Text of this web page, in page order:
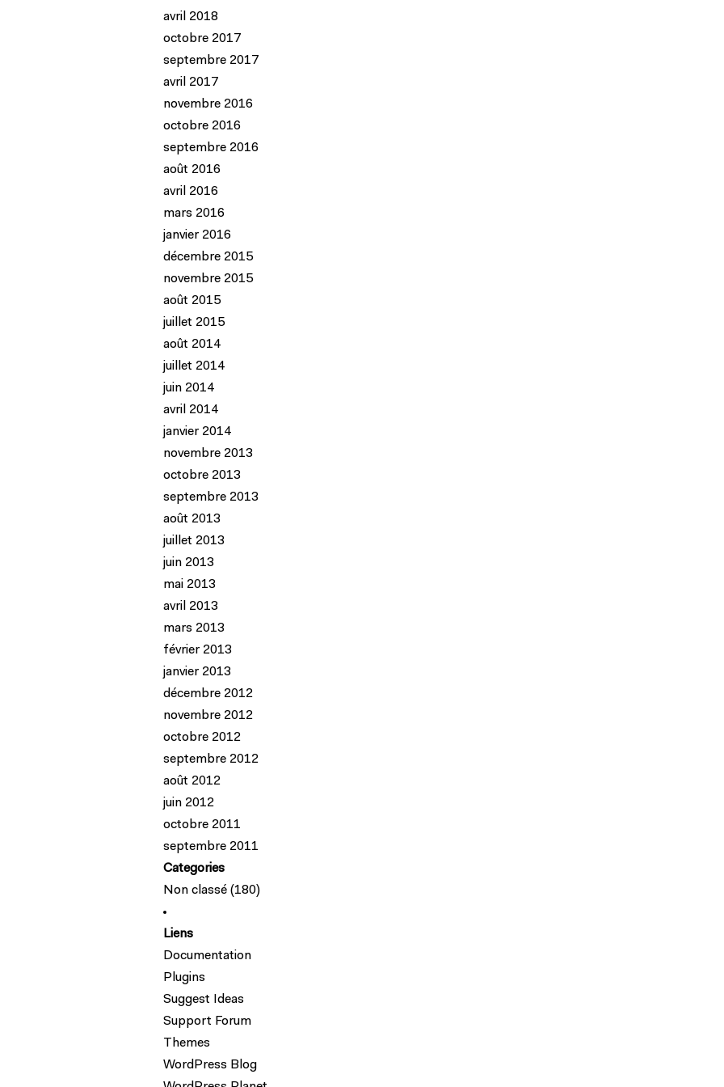
avril 2018
octobre 2017
septembre 2017
avril 2017
novembre 2016
octobre 2016
septembre 2016
août 2016
avril 2016
mars 2016
janvier 2016
décembre 2015
novembre 2015
août 2015
juillet 2015
août 2014
juillet 2014
juin 2014
avril 2014
janvier 2014
novembre 2013
octobre 2013
septembre 2013
août 2013
juillet 2013
juin 2013
mai 2013
avril 2013
mars 2013
février 2013
janvier 2013
décembre 2012
novembre 2012
octobre 2012
septembre 2012
août 2012
juin 2012
octobre 2011
septembre 2011
Categories
Non classé(180)
Liens
Documentation
Plugins
Suggest Ideas
Support Forum
Themes
WordPress Blog